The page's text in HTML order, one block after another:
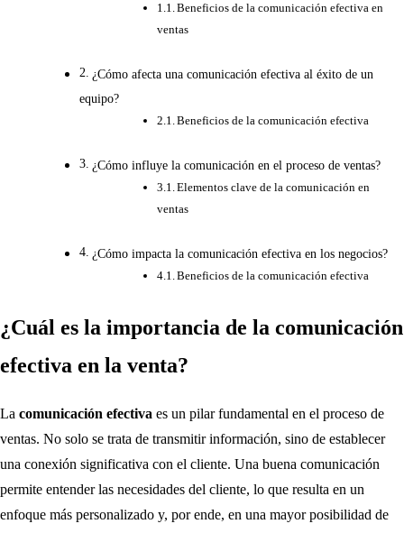
Beneficios de la comunicación efectiva en
ventas
¿Cómo afecta una comunicación efectiva al éxito de un
equipo?
Beneficios de la comunicación efectiva
¿Cómo influye la comunicación en el proceso de ventas?
Elementos clave de la comunicación en
ventas
¿Cómo impacta la comunicación efectiva en los negocios?
Beneficios de la comunicación efectiva
¿Cuál es la importancia de la comunicación
efectiva en la venta?
La comunicación efectiva es un pilar fundamental en el proceso de
ventas. No solo se trata de transmitir información, sino de establecer
una conexión significativa con el cliente. Una buena comunicación
permite entender las necesidades del cliente, lo que resulta en un
enfoque más personalizado y, por ende, en una mayor posibilidad de